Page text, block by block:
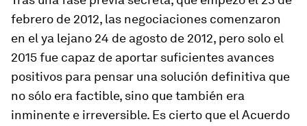
febrero de 2012, las negociaciones comenzaron
en el ya lejano 24 de agosto de 2012, pero solo el
2015 fue capaz de aportar suficientes avances
positivos para pensar una solución definitiva que
no sólo era factible, sino que también era
inminente e irreversible. Es cierto que el Acuerdo